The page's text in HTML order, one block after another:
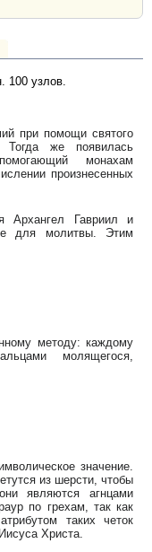
100 узлов.
при помощи святого
Тогда же появилась
монахам
произнесенных
Архангел Гавриил и
для молитвы. Этим
методу: каждому
молящегося,
значение.
из шерсти, чтобы
являются агнцами
по грехам, так как
таких четок
Христа.